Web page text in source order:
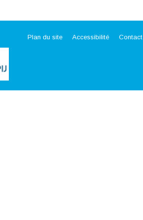
Plan du site Accessibilité Contact